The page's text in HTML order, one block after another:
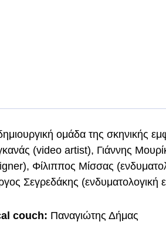
ομάδα της σκηνικής
(video artist), Γιάννης
Φίλιππος Μίσσας
Σεγρεδάκης (ενδυματολογική
couch: Παναγιώτης Δήμας